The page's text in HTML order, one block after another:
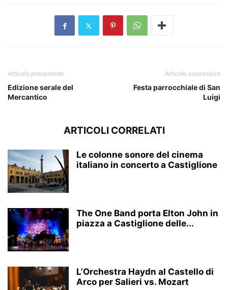
Articolo precedente
Edizione serale del
Mercantico
Articolo successivo
Festa parrocchiale di San
Luigi
ARTICOLI CORRELATI
Le colonne sonore del cinema
italiano in concerto a Castiglione
The One Band porta Elton John in
piazza a Castiglione delle...
L’Orchestra Haydn al Castello di
Arco per Salieri vs. Mozart